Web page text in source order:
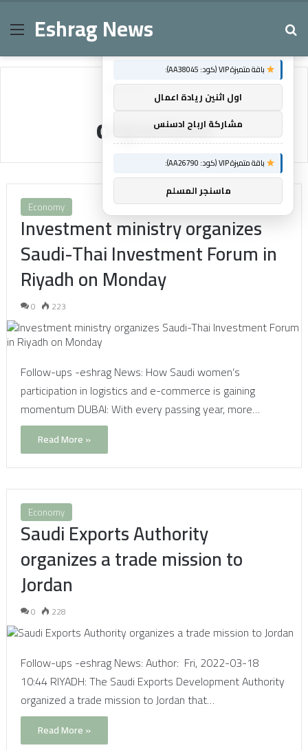
MenuEshrag News
Home/organizes
organizes
Economy
Investment ministry organizes
Saudi-Thai Investment Forum in
Riyadh on Monday
0 223
Follow-ups -eshrag News: How Saudi women’s
participation in logistics and e-commerce is gaining
momentum DUBAI: With every passing year, more…
Read More »
Economy
Saudi Exports Authority
organizes a trade mission to
Jordan
0 228
Follow-ups -eshrag News: Author: Fri, 2022-03-18
10:44 RIYADH: The Saudi Exports Development Authority
organized a trade mission to Jordan that…
Read More »
×
باقة متميزة VIP (كود: AA38045):
اول اثنين ريادة اعمال
مشاركة ارباح ادسنس
باقة متميزة VIP (كود: AA26790):
ماسنجر المسلم